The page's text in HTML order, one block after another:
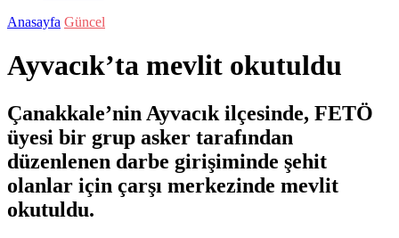
Anasayfa Güncel
Ayvacık’ta mevlit okutuldu
Çanakkale’nin Ayvacık ilçesinde, FETÖ
üyesi bir grup asker tarafından
düzenlenen darbe girişiminde şehit
olanlar için çarşı merkezinde mevlit
okutuldu.